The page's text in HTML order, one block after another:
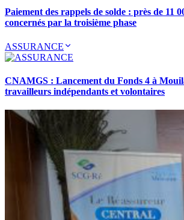
Paiement des rappels de solde : près de 11
concernés par la troisième phase
ASSURANCE
CNAMGS : Lancement du Fonds 4 à
travailleurs indépendants et volontaires